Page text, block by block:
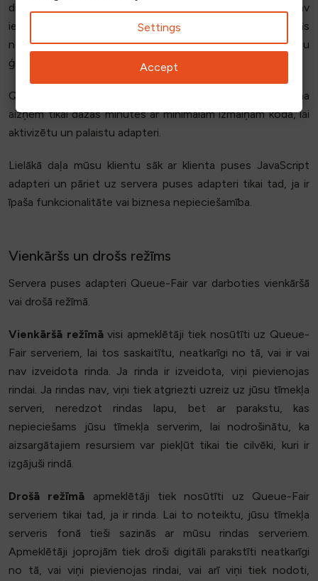
drošības funkcijas, lai liegtu piekļuvi cilvēkiem, kuri nav
iekļauti rindā. Tas nozīmē arī to, ka tīmekļa serveris izvairās
no slodzes, kas saistīta ar adaptera skriptu saturošu lapu
ģenerēšanu un apkalpošanu.
Queue-Fair servera puses adaptera bibliotēku pievienošana
aizņem tikai dažas minūtes ar minimālām izmaiņām kodā, lai
aktivizētu un palaistu adapteri.
Lielākā daļa mūsu klientu sāk ar klienta puses JavaScript
adapteri un pāriet uz servera puses adapteri tikai tad, ja ir
īpaša funkcionalitāte vai biznesa nepieciešamība.
Vienkāršs un drošs režīms
Servera puses adapteri Queue-Fair var darboties vienkāršā
vai drošā režīmā.
Vienkāršā režīmāvisi apmeklētāji tiek nosūtīti uz Queue-
Fair serveriem, lai tos saskaitītu, neatkarīgi no tā, vai ir vai
nav izveidota rinda. Ja rinda ir izveidota, viņi pievienojas
rindai. Ja rindas nav, viņi tiek atgriezti uzreiz uz jūsu tīmekļa
serveri, neredzot rindas lapu, bet ar parakstu, kas
nepieciešams jūsu tīmekļa serverim, lai nodrošinātu, ka
aizsargātajiem resursiem var piekļūt tikai tie cilvēki, kuri ir
izgājuši rindā.
Drošā režīmā apmeklētāji tiek nosūtīti uz Queue-Fair
serveriem tikai tad, ja ir rinda. Lai to noteiktu, jūsu tīmekļa
serveris fonā tieši sazinās ar mūsu rindas serveriem.
Apmeklētāji joprojām tiek droši digitāli parakstīti neatkarīgi
no tā, vai viņi pievienojas rindai, vai arī viņi tiek nodoti,
Settings
Accept